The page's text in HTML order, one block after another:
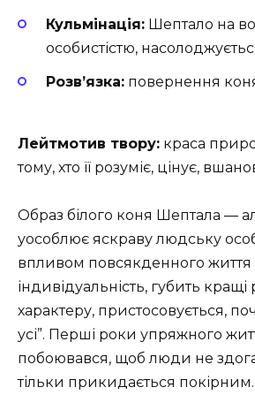
Кульмінація: Шептало на
особистістю,
Розв’язка: повернення
Лейтмотив твору: краса
тому, хто її розуміє, цінує,
Образ білого коня Шептала —
уособлює яскраву людську
впливом повсякденного життя
індивідуальність, губить
характеру, пристосовується,
усі”. Перші роки упряжного
побоювався, щоб люди не
тільки прикидається покірним.